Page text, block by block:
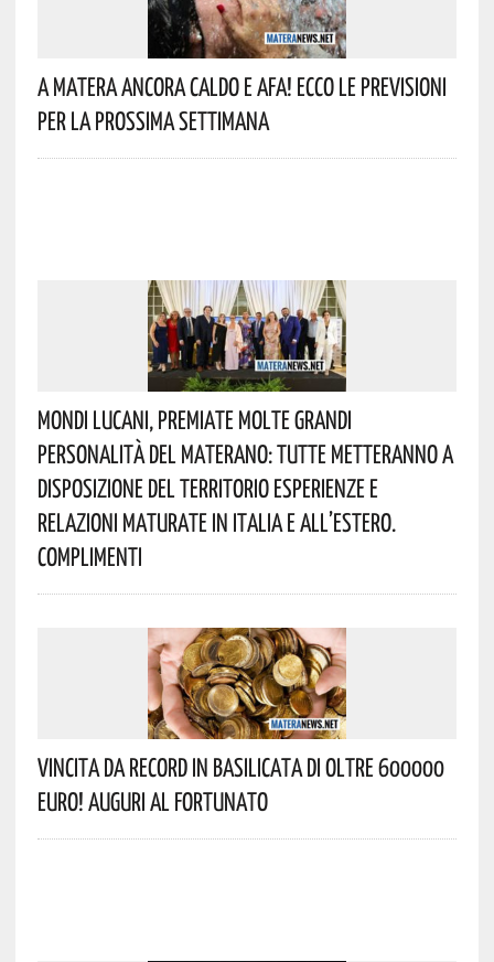
A Matera Ancora Caldo E Afa! Ecco Le Previsioni
Per La Prossima Settimana
Mondi Lucani, Premiate Molte Grandi
Personalità Del Materano: Tutte Metteranno A
Disposizione Del Territorio Esperienze E
Relazioni Maturate In Italia E All’estero.
Complimenti
Vincita Da Record In Basilicata Di Oltre 600000
Euro! Auguri Al Fortunato